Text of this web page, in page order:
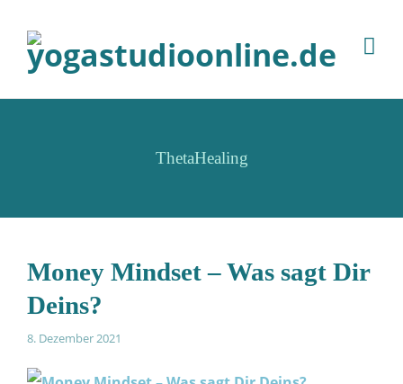
ThetaHealing
Money Mindset – Was sagt Dir
Deins?
8. Dezember 2021